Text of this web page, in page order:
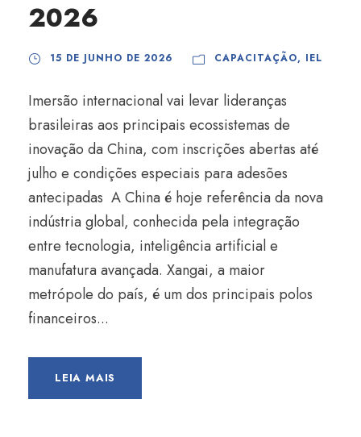
2026
15 DE JUNHO DE 2026 CAPACITAÇÃO, IEL
Imersão internacional vai levar lideranças
brasileiras aos principais ecossistemas de
inovação da China, com inscrições abertas até
julho e condições especiais para adesões
antecipadas A China é hoje referência da nova
indústria global, conhecida pela integração
entre tecnologia, inteligência artificial e
manufatura avançada. Xangai, a maior
metrópole do país, é um dos principais polos
financeiros...
LEIA MAIS